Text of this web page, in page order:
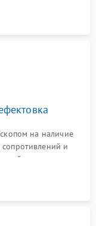
чипов.
на наличие
и
питания,
видеочипа.